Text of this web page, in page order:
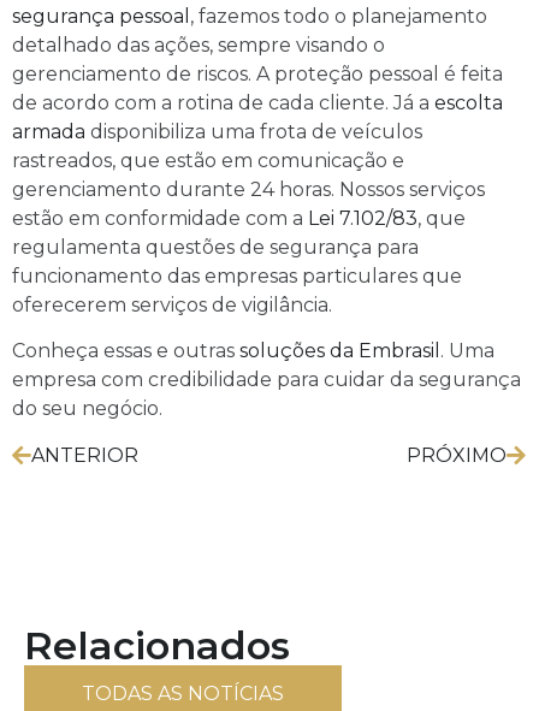
segurança pessoal , fazemos todo o planejamento
detalhado das ações, sempre visando o
gerenciamento de riscos. A proteção pessoal é feita
de acordo com a rotina de cada cliente. Já a escolta
armada disponibiliza uma frota de veículos
rastreados, que estão em comunicação e
gerenciamento durante 24 horas. Nossos serviços
estão em conformidade com a Lei 7.102/83, que
regulamenta questões de segurança para
funcionamento das empresas particulares que
oferecerem serviços de vigilância.
Conheça essas e outras soluções da Embrasil . Uma
empresa com credibilidade para cuidar da segurança
do seu negócio.
ANTERIOR PRÓXIMO
Relacionados
TODAS AS NOTÍCIAS